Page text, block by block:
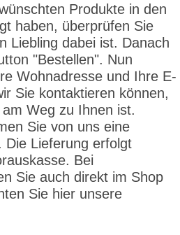
Produkte in den
haben, überprüfen Sie
Liebling dabei ist. Danach
"Bestellen". Nun
Wohnadresse und Ihre E-
Sie kontaktieren können,
Weg zu Ihnen ist.
Sie von uns eine
Die Lieferung erfolgt
Bei
Sie auch direkt im Shop
Sie hier unsere